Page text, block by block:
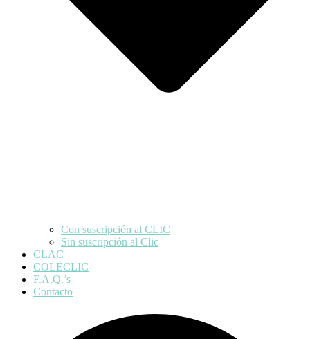
Con suscripción al CLIC
Sin suscripción al Clic
CLAC
COLECLIC
F.A.Q.’s
Contacto